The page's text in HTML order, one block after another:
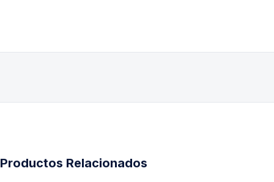
Productos Relacionados